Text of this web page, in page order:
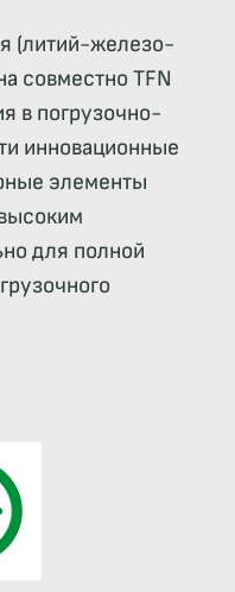
(литий-железо-
совместно TFN
в погрузочно-
инновационные
элементы
для полной